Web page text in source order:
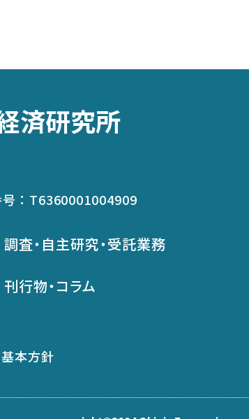
済研究所
： T6360001004909
調査・自主研究・受託業務
刊行物・コラム
基本方針